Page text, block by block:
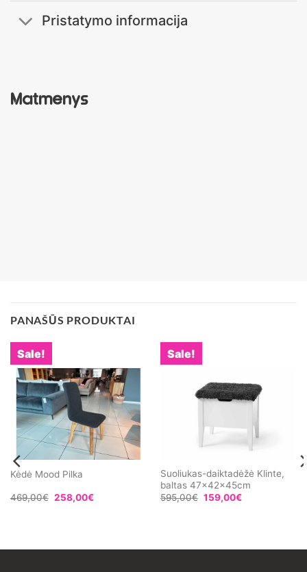
Matmenys
Pristatymo informacija
PANAŠŪS PRODUKTAI
Sale!
Kėdė Mood Pilka
469,00€ Original
price
258,00€Current
Sale!
Suoliukas-daiktadėžė Klinte,
baltas 47x42x45cm
595,00€ Original
price
159,00€Current